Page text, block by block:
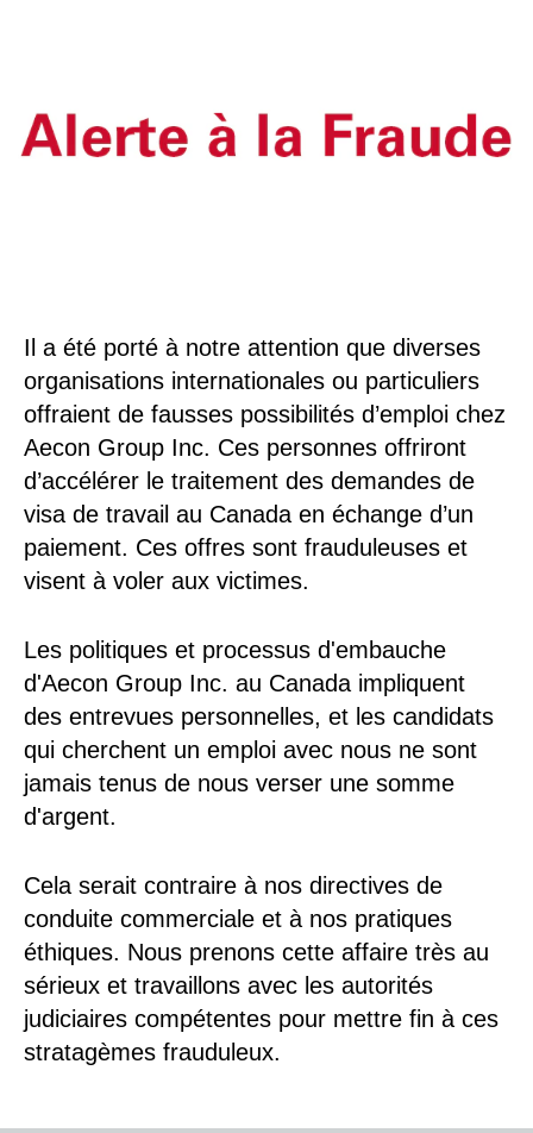
Il a été porté à notre attention que diverses
organisations internationales ou particuliers
offraient de fausses possibilités d’emploi chez
Aecon Group Inc. Ces personnes offriront
d’accélérer le traitement des demandes de
visa de travail au Canada en échange d’un
paiement. Ces offres sont frauduleuses et
visent à voler aux victimes.
Les politiques et processus d'embauche
d'Aecon Group Inc. au Canada impliquent
des entrevues personnelles, et les candidats
qui cherchent un emploi avec nous ne sont
jamais tenus de nous verser une somme
d'argent.
Cela serait contraire à nos directives de
conduite commerciale et à nos pratiques
éthiques. Nous prenons cette affaire très au
sérieux et travaillons avec les autorités
judiciaires compétentes pour mettre fin à ces
stratagèmes frauduleux.